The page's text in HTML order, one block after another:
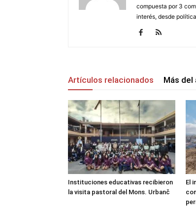
compuesta por 3
interés, desde
Artículos relacionados Más del
Instituciones educativas recibieron
la visita pastoral del Mons. Urbanč
El